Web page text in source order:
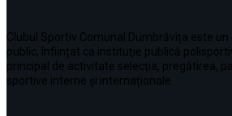
Clubul Sportiv Comunal Dumbrăvița este
public, înființat ca instituţie publică
principal de activitate selecţia, pregătirea,
sportive interne şi internaționale.